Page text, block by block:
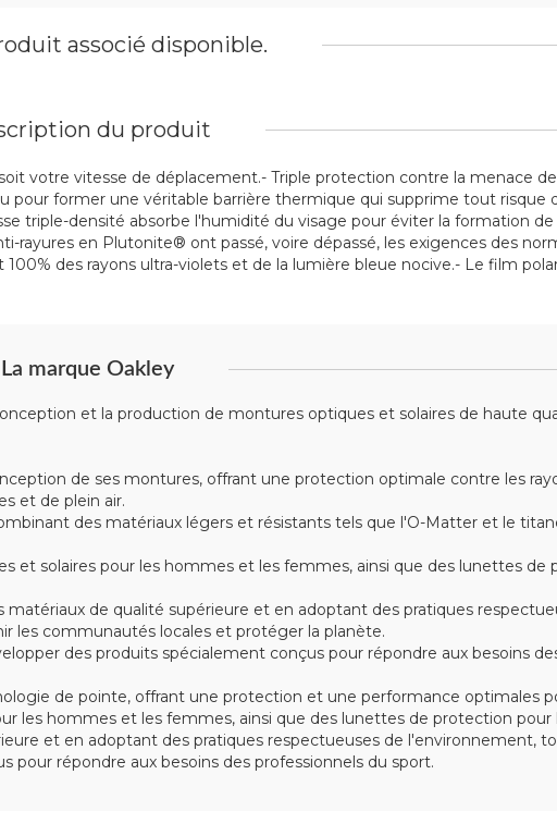
du produit
votre vitesse de déplacement.- Triple protection contre la menace
former une véritable barrière thermique qui supprime tout risque
triple-densité absorbe l'humidité du visage pour éviter la formation
en Plutonite® ont passé, voire dépassé, les exigences des
des rayons ultra-violets et de la lumière bleue nocive.- Le film
La marque Oakley
et la production de montures optiques et solaires de haute
de ses montures, offrant une protection optimale contre les
et de plein air.
des matériaux légers et résistants tels que l'O-Matter et le
solaires pour les hommes et les femmes, ainsi que des lunettes de
de qualité supérieure et en adoptant des pratiques
les communautés locales et protéger la planète.
des produits spécialement conçus pour répondre aux besoins
de pointe, offrant une protection et une performance optimales
les hommes et les femmes, ainsi que des lunettes de protection pour
et en adoptant des pratiques respectueuses de l'environnement,
répondre aux besoins des professionnels du sport.
associé disponible.